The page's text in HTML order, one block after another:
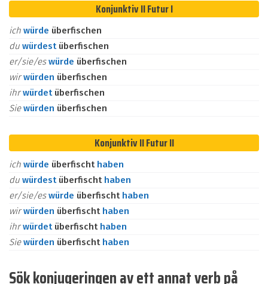
Konjunktiv II Futur I
ich würde überfischen
du würdest überfischen
er/sie/eswürde überfischen
wirwürden überfischen
ihrwürdet überfischen
Siewürden überfischen
Konjunktiv II Futur II
ich würde überfischt haben
du würdest überfischt haben
er/sie/eswürde überfischt haben
wirwürden überfischt haben
ihrwürdet überfischt haben
Siewürden überfischt haben
Sök konjugeringen av ett annat verb på